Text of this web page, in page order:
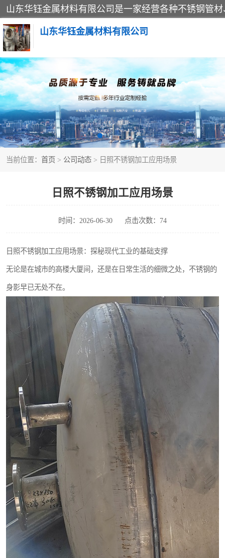
山东华钰金属材料有限公司
当前位置： 首页 > 公司动态 > 日照不锈钢加工应用场景
日照不锈钢加工应用场景
时间：2026-06-30 点击次数：74
日照不锈钢加工应用场景：探秘现代工业的基础支撑
无论是在城市的高楼大厦间，还是在日常生活的细微之处，不锈钢的
身影早已无处不在。
不锈钢管
管件标准件
不锈钢人孔
不锈钢角钢